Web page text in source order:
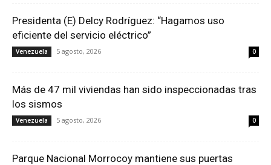
Presidenta (E) Delcy Rodríguez: “Hagamos uso
eficiente del servicio eléctrico”
Venezuela 5 agosto, 2026 0
Más de 47 mil viviendas han sido inspeccionadas tras
los sismos
Venezuela 5 agosto, 2026 0
Parque Nacional Morrocoy mantiene sus puertas